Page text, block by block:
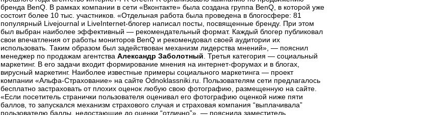
бренда BenQ. В рамках компании в сети «Вконтакте» была создана группа BenQ, в которой уже
состоит более 10 тыс. участников. «Отдельная работа была проведена в блогосфере: 81
популярный Livejournal и LiveInternet-блогер написал посты, посвященные бренду. При этом
был выбран наиболее эффективный — рекомендательный формат. Каждый блогер публиковал
свои впечатления от работы мониторов BenQ и рекомендовал своей аудитории их
использовать. Таким образом был задействован механизм лидерства мнений», — пояснил
менеджер по продажам агентства Александр Заболотный . Третья категория — социальный
маркетинг. В его задачи входит формирование мнения на интернет-форумах и в блогах,
вирусный маркетинг. Наиболее известные примеры социального маркетинга — проект
компании «Альфа-Страхование» на сайте Odnoklassniki.ru. Пользователям сети предлагалось
бесплатно застраховать от плохих оценок любую свою фотографию, размещенную на сайте.
«Если посетитель странички пользователя оценивал его фотографию оценкой ниже пяти
баллов, то запускался механизм страхового случая и страховая компания “выплачивала”
пользователю баллы, недостающие до оценки “отлично”», — пояснила заместитель